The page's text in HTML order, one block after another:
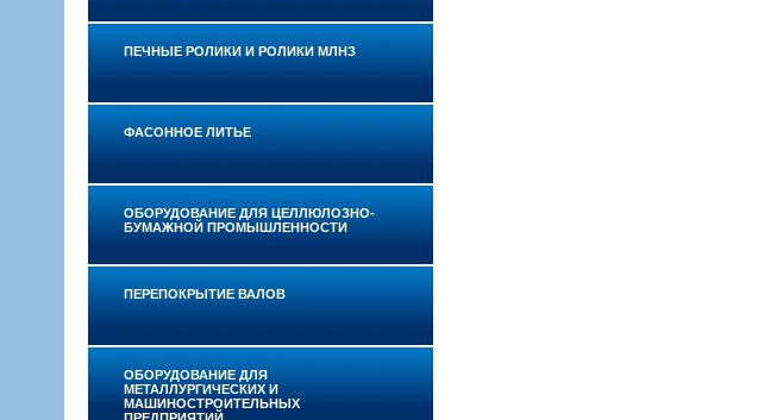
ПЕЧНЫЕ РОЛИКИ И РОЛИКИ МЛНЗ
ФАСОННОЕ ЛИТЬЕ
ОБОРУДОВАНИЕ ДЛЯ ЦЕЛЛЮЛОЗНО-
БУМАЖНОЙ ПРОМЫШЛЕННОСТИ
ПЕРЕПОКРЫТИЕ ВАЛОВ
ОБОРУДОВАНИЕ ДЛЯ
МЕТАЛЛУРГИЧЕСКИХ И
МАШИНОСТРОИТЕЛЬНЫХ